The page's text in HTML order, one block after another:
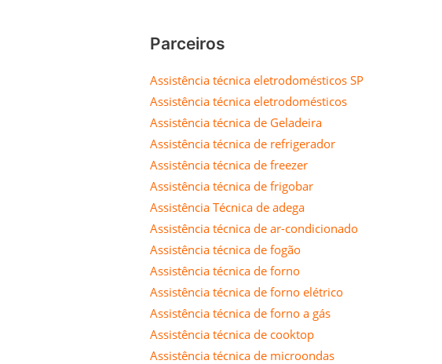
Parceiros
Assistência técnica eletrodomésticos SP
Assistência técnica eletrodomésticos
Assistência técnica de Geladeira
Assistência técnica de refrigerador
Assistência técnica de freezer
Assistência técnica de frigobar
Assistência Técnica de adega
Assistência técnica de ar-condicionado
Assistência técnica de fogão
Assistência técnica de forno
Assistência técnica de forno elétrico
Assistência técnica de forno a gás
Assistência técnica de cooktop
Assistência técnica de microondas